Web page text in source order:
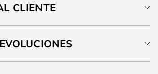
CLIENTE